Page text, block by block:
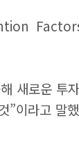
새로운
”이라고 말